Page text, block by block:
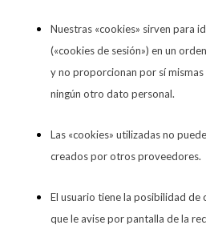
Nuestras «cookies» sirven para
(«cookies de sesión») en un
y no proporcionan por sí
ningún otro dato personal.
Las «cookies» utilizadas no
creados por otros proveedores.
El usuario tiene la posibilidad de
que le avise por pantalla de la